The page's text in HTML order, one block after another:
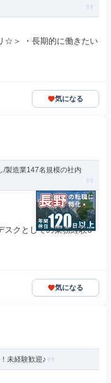
☆＞ ・長期的に働きたい
気になる
製造業147名規模の社内
スクとしての業務経験3
気になる
未経験歓迎♪